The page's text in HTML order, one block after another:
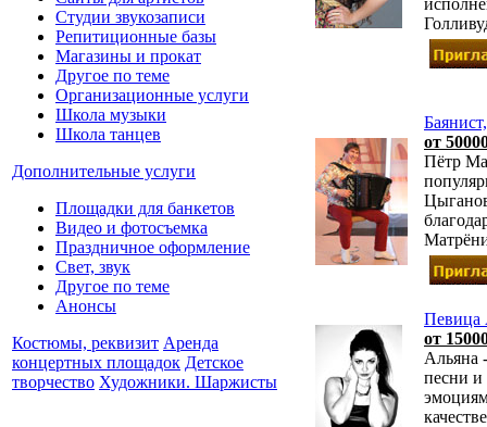
Студии звукозаписи
Репитиционные базы
Магазины и прокат
Другое по теме
Организационные услуги
Школа музыки
Школа танцев
Дополнительные услуги
Площадки для банкетов
Видео и фотосъемка
Праздничное оформление
Свет, звук
Другое по теме
Анонсы
Костюмы, реквизит Аренда
концертных площадок Детское
творчество Художники. Шаржисты
от
Пётр
Певица
от
Альяна
песни